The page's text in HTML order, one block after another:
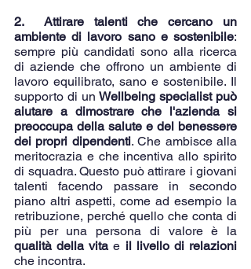
2.  Attirare talenti che cercano un
ambiente di lavoro sano e sostenibile:
sempre più candidati sono alla ricerca
di aziende che offrono un ambiente di
lavoro equilibrato, sano e sostenibile. Il
supporto di un Wellbeing specialist può
aiutare a dimostrare che l'azienda si
preoccupa della salute e del benessere
dei propri dipendenti. Che ambisce alla
meritocrazia e che incentiva allo spirito
di squadra. Questo può attirare i giovani
talenti facendo passare in secondo
piano altri aspetti, come ad esempio la
retribuzione, perché quello che conta di
qualità della vita e il livello di relazioni
che incontra.